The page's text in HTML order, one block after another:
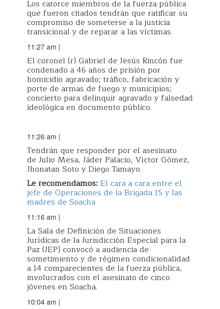
Los catorce miembros de la fuerza pública
que fueron citados tendrán que ratificar su
compromiso de someterse a la justicia
transicional y de reparar a las víctimas.
11:27 am |
El coronel (r) Gabriel de Jesús Rincón fue
condenado a 46 años de prisión por
homicidio agravado; tráfico, fabricación y
porte de armas de fuego y municipios;
concierto para delinquir agravado y falsedad
ideológica en documento público.
11:26 am |
Tendrán que responder por el asesinato
de Julio Mesa, Jáder Palacio, Víctor Gómez,
Jhonatan Soto y Diego Tamayo.
Le recomendamos:El cara a cara entre el
jefe de Operaciones de la Brigada 15 y las
madres de Soacha
11:16 am |
La Sala de Definición de Situaciones
Jurídicas de la Jurisdicción Especial para la
Paz (JEP) convocó a audiencia de
sometimiento y de régimen condicionalidad
a 14 comparecientes de la fuerza pública,
involucrados con el asesinato de cinco
jóvenes en Soacha.
10:04 am |